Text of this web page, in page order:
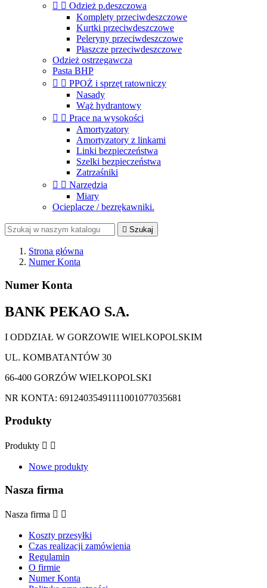
  Odzież p.deszczowa
Komplety przeciwdeszczowe
Kurtki przeciwdeszczowe
Peleryny przeciwdeszczowe
Płaszcze przeciwdeszczowe
Odzież ostrzegawcza
Pasta BHP
  PPOŻ i sprzęt ratowniczy
Nasady
Wąż hydrantowy
  Prace na wysokości
Amortyzatory
Amortyzatory z linkami
Linki bezpieczeństwa
Szelki bezpieczeństwa
Zatrzaśniki
  Narzędzia
Miary
Ocieplacze / bezrękawniki.
 Szukaj
Strona główna
Numer Konta
Numer Konta
BANK PEKAO S.A.
I ODDZIAŁ W GORZOWIE WIELKOPOLSKIM
UL. KOMBATANTÓW 30
66-400 GORZÓW WIELKOPOLSKI
NR KONTA: 69124035491111001077035681
Produkty
Produkty  
Nowe produkty
Nasza firma
Nasza firma  
Koszty przesyłki
Czas realizacji zamówienia
Regulamin
O firmie
Numer Konta